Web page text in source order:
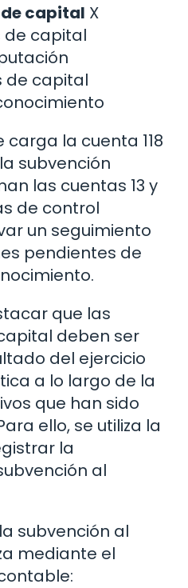
de capital X
de capital
de capital
carga la cuenta 118
subvención
las cuentas 13 y
de control
un seguimiento
pendientes de
que las
deben ser
del ejercicio
a lo largo de la
que han sido
ello, se utiliza la
la
al
subvención al
mediante el